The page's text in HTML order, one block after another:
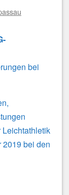
bei
2019 bei den